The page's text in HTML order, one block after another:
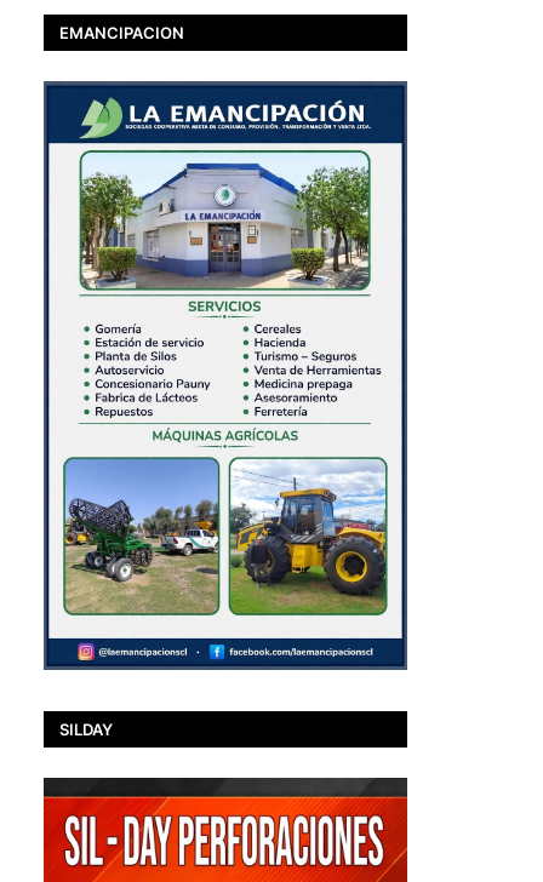
EMANCIPACION
SILDAY